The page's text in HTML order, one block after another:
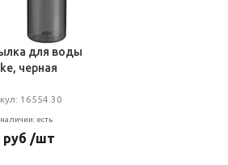
для воды
черная
16554.30
есть
руб /шт